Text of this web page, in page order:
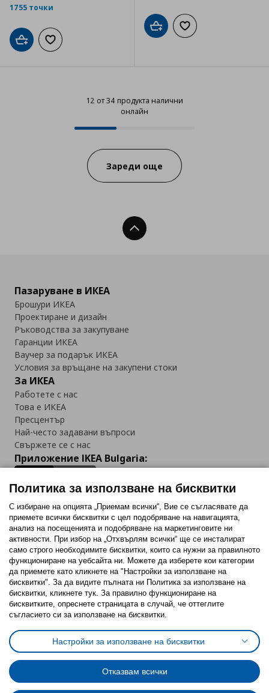
1755 точки
Добави в кошницата
Добави към списъка с любими
Добави в кошницата
Добави към
12 от 34 продукта налични
онлайн
12 от 34 продукта налични
Progress:
Зареди още
Нагоре
Пазаруване в ИКЕА
Брошури ИКЕА
Проектиране и дизайн
Ръководства за закупуване
Гаранции ИКЕА
Ваучер за подарък ИКЕА
Условия за връщане на закупени стоки
За ИКЕА
Работете с нас
Това е ИКЕА
Пресцентър
Най-често задавани въпроси
Свържете се с нас
Приложение IKEA Bulgaria:
Последвайте ни:
FacebookTwitterYoutubePinterestInstagram
Политика за използване на бисквитки (Cookies)
Избор на настройки за използване на бисквитки
Условия за ползване на ikea.bgОбща политика за личните данни
Политика за защита на личните данни на ikea.bg
Общи условия на програма IKEA Family
Политика за защита на лични данни на програма IKEA Family
Политика за използване на бисквитки
С избиране на опцията „Приемам всички“, Вие се съгласявате да
приемете всички бисквитки с цел подобряване на навигацията,
анализ на посещенията и подобряване на маркетинговите ни
активности. При избор на „Отхвърлям всички“ ще се инсталират
само строго необходимитe бисквитки, които са нужни за правилното
функциониране на уебсайта ни. Можете да изберете кои категории
да приемете като кликнете на "Настройки за използване на
бисквитки". За да видите пълната ни Политика за използване на
бисквитки, кликнете тук. За правилно функциониране на
бисквитките, опреснете страницата в случай, че оттеглите
съгласието си за използване на бисквитки.
Настройки за използване на бисквитки
Отказвам всички